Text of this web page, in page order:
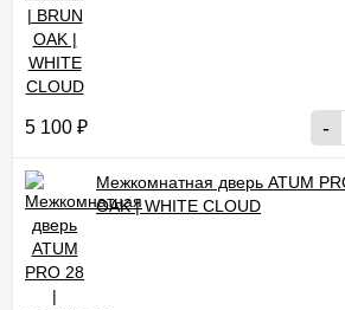
5 100 ₽ -
Межкомнатная дверь ATUM
OAK | WHITE CLOUD